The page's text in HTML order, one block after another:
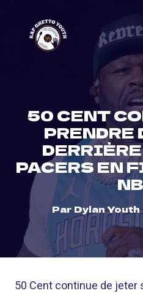
content
50 CENT
PRENDRE
PACERS EN
Par Dylan Youth
50 Cent continue de jeter